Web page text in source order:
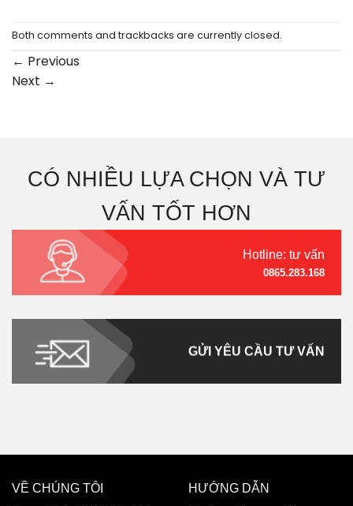
Both comments and trackbacks are currently closed.
← Previous
Next →
CÓ NHIỀU LỰA CHỌN VÀ TƯ
VẤN TỐT HƠN
Hotline: tư vấn
0865.283.168
GỬI YÊU CẦU TƯ VẤN
VỀ CHÚNG TÔI
HƯỚNG DẪN